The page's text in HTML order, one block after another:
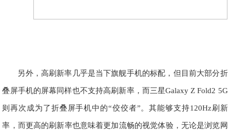
另外，高刷新率几乎是当下旗舰手机的标配，但目前大部分折
叠屏手机的屏幕同样也不支持高刷新率，而三星Galaxy Z Fold2 5G
则再次成为了折叠屏手机中的“佼佼者”。其能够支持120Hz刷新
率，而更高的刷新率也意味着更加流畅的视觉体验，无论是浏览网